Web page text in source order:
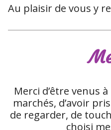
Au plaisir de vous y
Merci d’être venus
marchés, d’avoir
de regarder, de
choisi